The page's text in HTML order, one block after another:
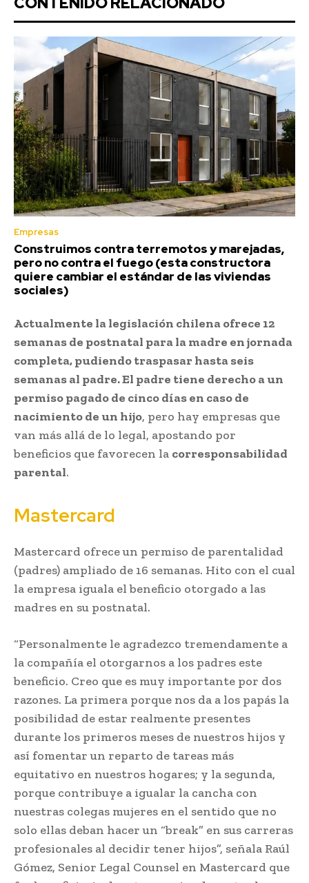
Empresas
Construimos contra terremotos y marejadas,
pero no contra el fuego (esta constructora
quiere cambiar el estándar de las viviendas
sociales)
Actualmente la legislación chilena ofrece 12
semanas de postnatal para la madre en jornada
completa, pudiendo traspasar hasta seis
semanas al padre.El padre tiene derecho a un
permiso pagado de cinco días en caso de
nacimiento de un hijo, pero hay empresas que
van más allá de lo legal, apostando por
beneficios que favorecen la corresponsabilidad
parental.
Mastercard
Mastercard ofrece un permiso de parentalidad
(padres) ampliado de 16 semanas. Hito con el cual
la empresa iguala el beneficio otorgado a las
madres en su postnatal.
“Personalmente le agradezco tremendamente a
la compañía el otorgarnos a los padres este
beneficio. Creo que es muy importante por dos
razones. La primera porque nos da a los papás la
posibilidad de estar realmente presentes
durante los primeros meses de nuestros hijos y
así fomentar un reparto de tareas más
equitativo en nuestros hogares; y la segunda,
porque contribuye a igualar la cancha con
nuestras colegas mujeres en el sentido que no
solo ellas deban hacer un “break” en sus carreras
profesionales al decidir tener hijos”, señala Raúl
Gómez, Senior Legal Counsel en Mastercard que